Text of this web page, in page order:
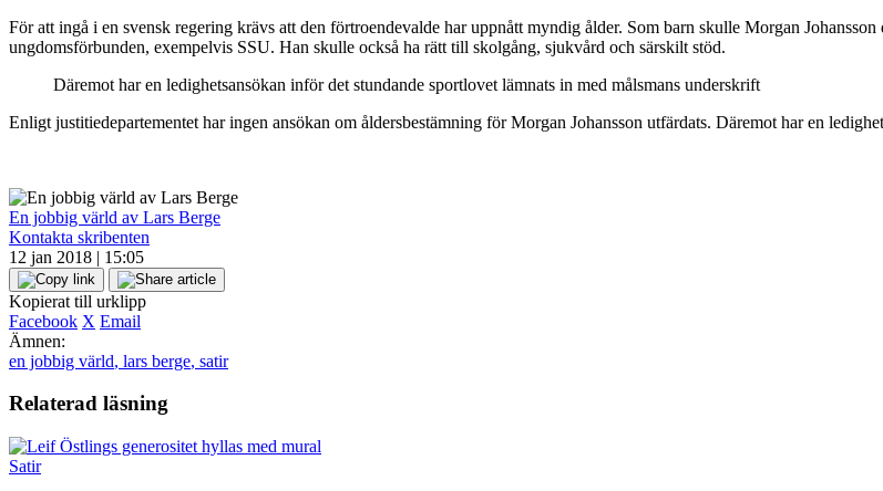
För att ingå i en svensk regering krävs att den förtroendevalde har uppnått myndig ålder. Som barn skulle Morgan
ungdomsförbunden, exempelvis SSU. Han skulle också ha rätt till skolgång, sjukvård och särskilt stöd.
Däremot har en ledighetsansökan inför det stundande sportlovet lämnats in med målsmans underskrift
Enligt justitiedepartementet har ingen ansökan om åldersbestämning för Morgan Johansson utfärdats. Däremot har en
En jobbig värld av Lars Berge
Kontakta skribenten
12 jan 2018 | 15:05
Kopierat till urklipp
Facebook X Email
Ämnen:
en jobbig värld, lars berge, satir
Relaterad läsning
Satir